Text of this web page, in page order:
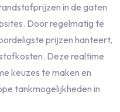
in de gaten
Door regelmatig te
prijzen hanteert,
Deze realtime
keuzes te maken en
tankmogelijkheden in